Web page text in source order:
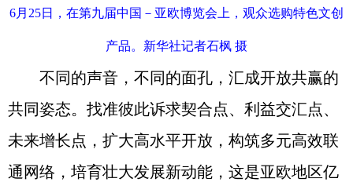
6月25日，在第九届中国－亚欧博览会上，观众选购特色文创
产品。新华社记者石枫 摄
不同的声音，不同的面孔，汇成开放共赢的
共同姿态。找准彼此诉求契合点、利益交汇点、
未来增长点，扩大高水平开放，构筑多元高效联
通网络，培育壮大发展新动能，这是亚欧地区亿